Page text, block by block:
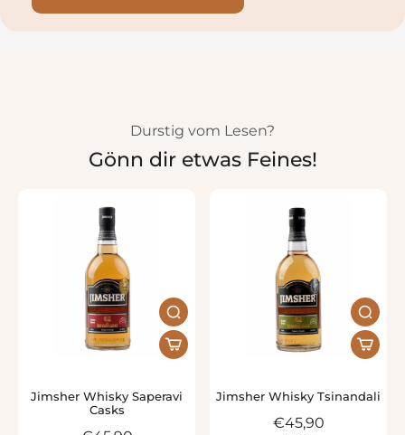
Durstig vom Lesen?
Gönn dir etwas Feines!
Jimsher Whisky Saperavi
Casks
Jimsher Whisky Tsinandali
€45,90